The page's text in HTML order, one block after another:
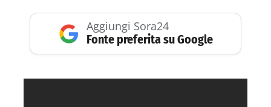
Aggiungi Sora24
Fonte preferita su Google